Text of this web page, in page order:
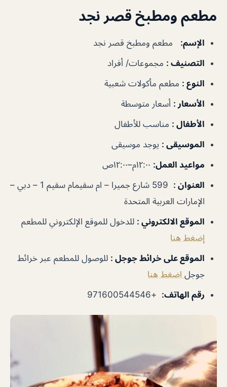
مطعم ومطبخ قصر نجد
الإسم:
مطعم ومطبخ قصر نجد
التصنيف : مجموعات/ أفراد
النوع : مطعم مأكولات شعبية
الأسعار : أسعار متوسطة
الأطفال : مناسب للأطفال
الموسيقى : يوجد موسيقى
مواعيد العمل: ١٢:٠٠م–١٢:٠٠ص
العنوان :
599 شارع جميرا – ام سقيمام سقيم 1 – دبي –
الإمارات العربية المتحدة
الموقع الالكتروني : للدخول للموقع الإلكتروني للمطعم
إضغط هنا
الموقع على خرائط جوجل : للوصول للمطعم عبر خرائط
جوجل اضغط هنا
رقم الهاتف:
+971600544546